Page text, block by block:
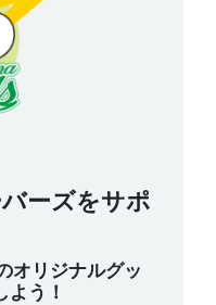
ーズをサポ
オリジナルグッ
う！